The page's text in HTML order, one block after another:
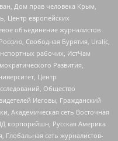
Дом прав человека Крым,
Центр европейских
объединение журналистов
Свободная Бурятия, Uralic,
рабочих, ИстЧам
Развития,
Центр
Общество
Иеговы, Гражданский
Академическая сеть Восточная
корпорейшн, Русская Америка
Глобальная сеть журналистов-